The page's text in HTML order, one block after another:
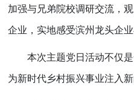
加强与兄弟院校调研交流，
企业，实地感受滨州龙头企
本次主题党日活动不仅
为新时代乡村振兴事业注入新